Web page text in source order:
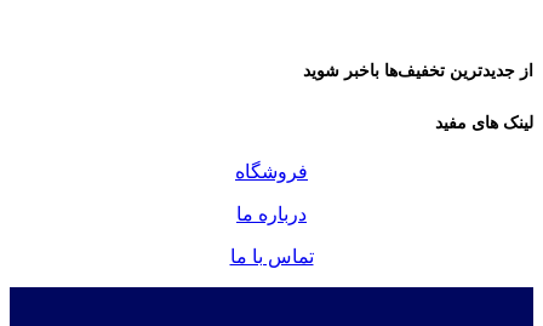
از جدیدترین تخفیف‌ها باخبر شوید
لینک های مفید
فروشگاه
درباره ما
تماس با ما